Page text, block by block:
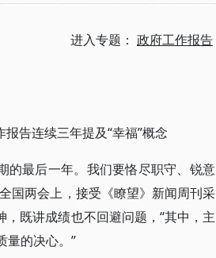
进入专题： 政府工作报告
告连续三年提及“幸福”概念
的最后一年。我们要恪尽职守、锐意
国两会上，接受《瞭望》新闻周刊采
既讲成绩也不回避问题，“其中，主
量的决心。”